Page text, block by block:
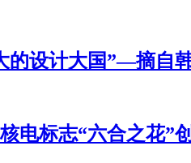
的设计大国”—摘自
电标志“六合之花”